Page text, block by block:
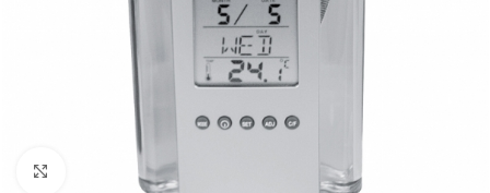
Kliknij aby powiększyć